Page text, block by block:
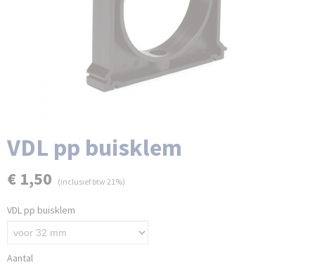
VDL pp buisklem
€ 1,50 (inclusief btw 21%)
VDL pp buisklem
Aantal